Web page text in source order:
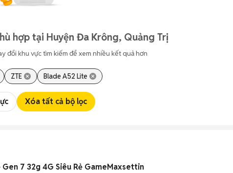
hợp tại Huyện Đa Krông, Quảng Trị
đổi khu vực tìm kiếm để xem nhiều kết quả hơn
ZTE Blade A52 Lite
Xóa tất cả bộ lọc
7 32g 4G Siêu Rẻ GameMaxsettin